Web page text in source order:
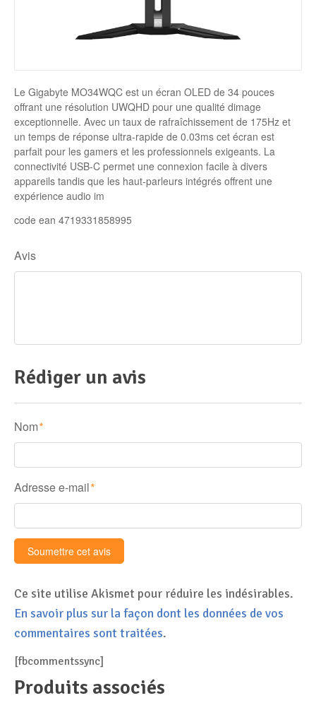
Le Gigabyte MO34WQC est un écran OLED de 34 pouces
offrant une résolution UWQHD pour une qualité dimage
exceptionnelle. Avec un taux de rafraîchissement de 175Hz et
un temps de réponse ultra-rapide de 0.03ms cet écran est
parfait pour les gamers et les professionnels exigeants. La
connectivité USB-C permet une connexion facile à divers
appareils tandis que les haut-parleurs intégrés offrent une
expérience audio im
code ean 4719331858995
Avis
Rédiger un avis
Nom *
Adresse e-mail *
Ce site utilise Akismet pour réduire les indésirables.
En savoir plus sur la façon dont les données de vos
commentaires sont traitées.
[fbcommentssync]
Produits associés